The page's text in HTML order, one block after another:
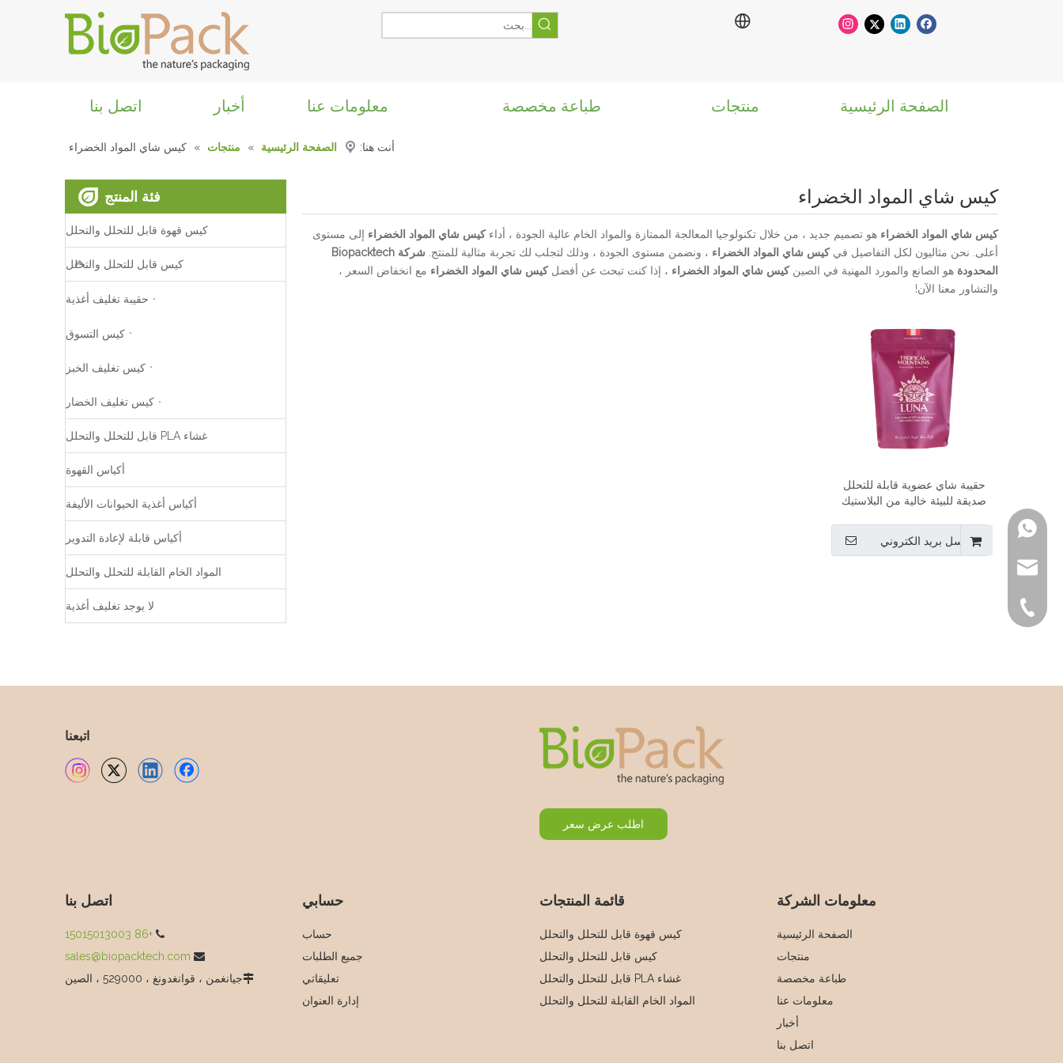
الصفحة الرئيسية منتجات طباعة مخصصة معلومات عنا أخبار اتصل بنا
أنت هنا: الصفحة الرئيسية » منتجات » كيس شاي المواد الخضراء
فئة المنتج
كيس قهوة قابل للتحلل والتحلل
كيس قابل للتحلل والتحلل
حقيبة تغليف أغذية
كيس التسوق
كيس تغليف الخبز
كيس تغليف الخضار
غشاء PLA قابل للتحلل والتحلل
أكياس القهوة
أكياس أغذية الحيوانات الأليفة
أكياس قابلة لإعادة التدوير
المواد الخام القابلة للتحلل والتحلل
لا يوجد تغليف أغذية
كيس شاي المواد الخضراء
كيس شاي المواد الخضراء هو تصميم جديد ، من خلال تكنولوجيا المعالجة الممتازة والمواد الخام عالية الجودة ، أداءكيس شاي المواد الخضراء إلى مستوى
أعلى. نحن مثاليون لكل التفاصيل فيكيس شاي المواد الخضراء ، ونضمن مستوى الجودة ، وذلك لتجلب لك تجربة مثالية للمنتج.
شركة Biopacktech
المحدودة هو الصانع والمورد المهنية في الصينكيس شاي المواد الخضراء ، إذا كنت تبحث عن أفضلكيس شاي المواد الخضراء مع انخفاض السعر ،
والتشاور معنا الآن!
حقيبة شاي عضوية قابلة للتحلل
صديقة للبيئة خالية من البلاستيك
ارسل بريد الكتروني
اطلب عرض سعر
اتبعنا
معلومات الشركة
الصفحة الرئيسية
منتجات
طباعة مخصصة
معلومات عنا
أخبار
اتصل بنا
قائمة المنتجات
كيس قهوة قابل للتحلل والتحلل
كيس قابل للتحلل والتحلل
غشاء PLA قابل للتحلل والتحلل
المواد الخام القابلة للتحلل والتحلل
WhatsApp
بريد الالكتروني
حسابي
حساب
جميع الطلبات
تعليقاتي
إدارة العنوان
اتصل بنا

+86 15015013003

sales@biopacktech.com
جيانغمن ، قوانغدونغ ، 529000 ، الصين